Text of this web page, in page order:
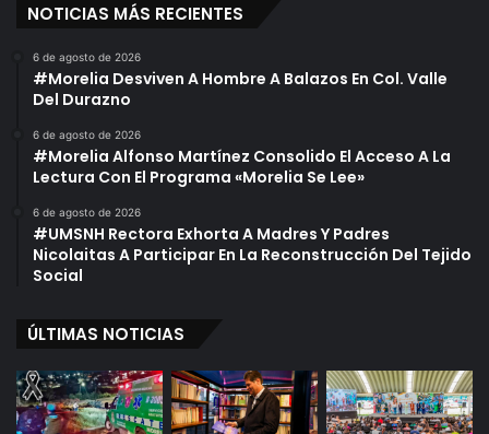
NOTICIAS MÁS RECIENTES
6 de agosto de 2026
#Morelia Desviven A Hombre A Balazos En Col. Valle
Del Durazno
6 de agosto de 2026
#Morelia Alfonso Martínez Consolido El Acceso A La
Lectura Con El Programa «Morelia Se Lee»
6 de agosto de 2026
#UMSNH Rectora Exhorta A Madres Y Padres
Nicolaitas A Participar En La Reconstrucción Del Tejido
Social
ÚLTIMAS NOTICIAS